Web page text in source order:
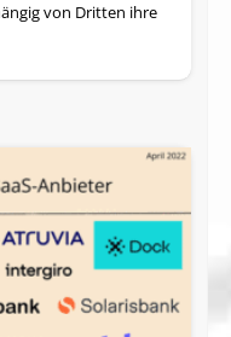
von Dritten ihre